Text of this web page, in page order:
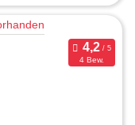
4 Bew.